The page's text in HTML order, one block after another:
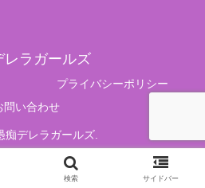
レラガールズ
プライバシーポリシー
問い合わせ
痴デレラガールズ.
検索 サイドバー